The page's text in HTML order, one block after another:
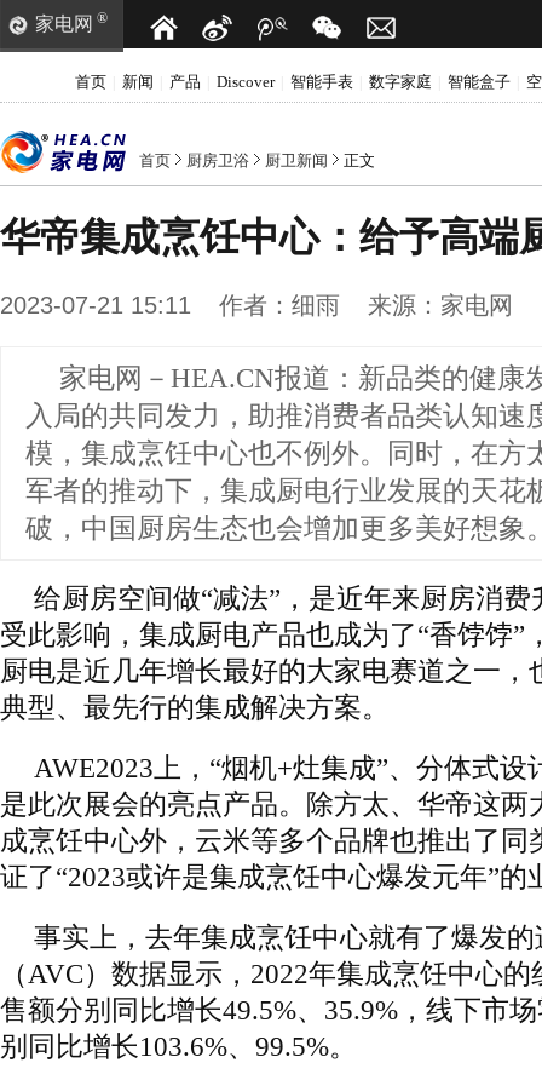
家电网 ®
首页 新闻 产品 Discover 智能手表 数字家庭 智能盒子
首页 厨房卫浴 厨卫新闻 正文
华帝集成烹饪中心：给予高端
2023-07-21 15:11 作者： 细雨 来源： 家电网
家电网－HEA.CN报道： 新品类的健康
入局的共同发力，助推消费者品类认知速
模，集成烹饪中心也不例外。同时，在方
军者的推动下，集成厨电行业发展的天花
破，中国厨房生态也会增加更多美好想象
给厨房空间做“减法”，是近年来厨房消
受此影响，集成厨电产品也成为了“香饽饽”
厨电是近几年增长最好的大家电赛道之一，
典型、最先行的集成解决方案。
AWE2023上，“烟机+灶集成”、分体式
是此次展会的亮点产品。除方太、华帝这两
成烹饪中心外，云米等多个品牌也推出了同
证了“2023或许是集成烹饪中心爆发元年”的
事实上，去年集成烹饪中心就有了爆发
（AVC）数据显示，2022年集成烹饪中心
售额分别同比增长49.5%、35.9%，线下市
别同比增长103.6%、99.5%。